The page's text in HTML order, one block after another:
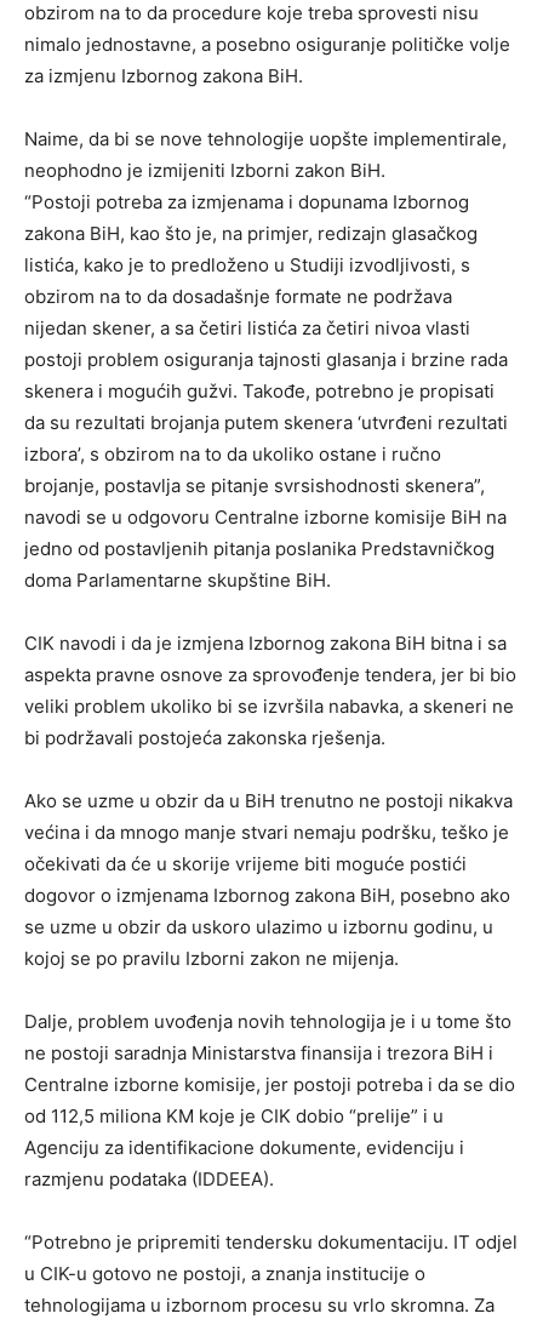
obzirom na to da procedure koje treba sprovesti nisu
nimalo jednostavne, a posebno osiguranje političke volje
za izmjenu Izbornog zakona BiH.
Naime, da bi se nove tehnologije uopšte implementirale,
neophodno je izmijeniti Izborni zakon BiH.
“Postoji potreba za izmjenama i dopunama Izbornog
zakona BiH, kao što je, na primjer, redizajn glasačkog
listića, kako je to predloženo u Studiji izvodljivosti, s
obzirom na to da dosadašnje formate ne podržava
nijedan skener, a sa četiri listića za četiri nivoa vlasti
postoji problem osiguranja tajnosti glasanja i brzine rada
skenera i mogućih gužvi. Takođe, potrebno je propisati
da su rezultati brojanja putem skenera ‘utvrđeni rezultati
izbora’, s obzirom na to da ukoliko ostane i ručno
brojanje, postavlja se pitanje svrsishodnosti skenera”,
navodi se u odgovoru Centralne izborne komisije BiH na
jedno od postavljenih pitanja poslanika Predstavničkog
doma Parlamentarne skupštine BiH.
CIK navodi i da je izmjena Izbornog zakona BiH bitna i sa
aspekta pravne osnove za sprovođenje tendera, jer bi bio
veliki problem ukoliko bi se izvršila nabavka, a skeneri ne
bi podržavali postojeća zakonska rješenja.
Ako se uzme u obzir da u BiH trenutno ne postoji nikakva
većina i da mnogo manje stvari nemaju podršku, teško je
očekivati da će u skorije vrijeme biti moguće postići
dogovor o izmjenama Izbornog zakona BiH, posebno ako
se uzme u obzir da uskoro ulazimo u izbornu godinu, u
kojoj se po pravilu Izborni zakon ne mijenja.
Dalje, problem uvođenja novih tehnologija je i u tome što
ne postoji saradnja Ministarstva finansija i trezora BiH i
Centralne izborne komisije, jer postoji potreba i da se dio
od 112,5 miliona KM koje je CIK dobio “prelije” i u
Agenciju za identifikacione dokumente, evidenciju i
razmjenu podataka (IDDEEA).
“Potrebno je pripremiti tendersku dokumentaciju. IT odjel
u CIK-u gotovo ne postoji, a znanja institucije o
tehnologijama u izbornom procesu su vrlo skromna. Za